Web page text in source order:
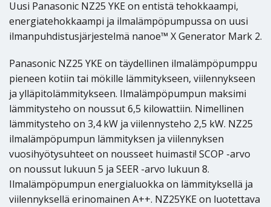
Uusi Panasonic NZ25 YKE on entistä tehokkaampi,
energiatehokkaampi ja ilmalämpöpumpussa on uusi
ilmanpuhdistusjärjestelmä nanoe™ X Generator Mark 2.
Panasonic NZ25 YKE on täydellinen ilmalämpöpumppu
pieneen kotiin tai mökille lämmitykseen, viilennykseen
ja ylläpitolämmitykseen. Ilmalämpöpumpun maksimi
lämmitysteho on noussut 6,5 kilowattiin. Nimellinen
lämmitysteho on 3,4 kW ja viilennysteho 2,5 kW. NZ25
ilmalämpöpumpun lämmityksen ja viilennyksen
vuosihyötysuhteet on nousseet huimasti! SCOP -arvo
on noussut lukuun 5 ja SEER -arvo lukuun 8.
Ilmalämpöpumpun energialuokka on lämmityksellä ja
viilennyksellä erinomainen A++. NZ25YKE on luotettava